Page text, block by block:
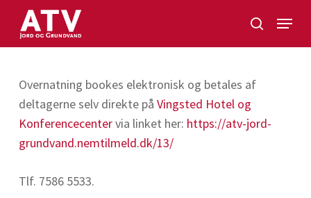
main
search
Menu
Overnatning bookes elektronisk og betales af
deltagerne selv direkte på Vingsted Hotel og
Konferencecentervia linket her: https://atv-jord-
grundvand.nemtilmeld.dk/13/
Tlf. 7586 5533.
Close